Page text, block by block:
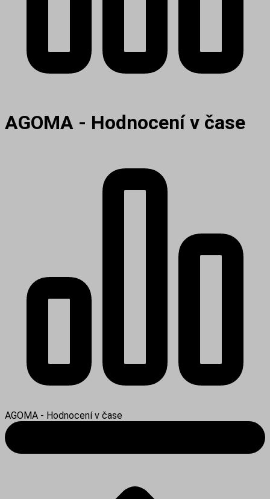
AGOMA - Hodnocení v čase
AGOMA - Hodnocení v čase